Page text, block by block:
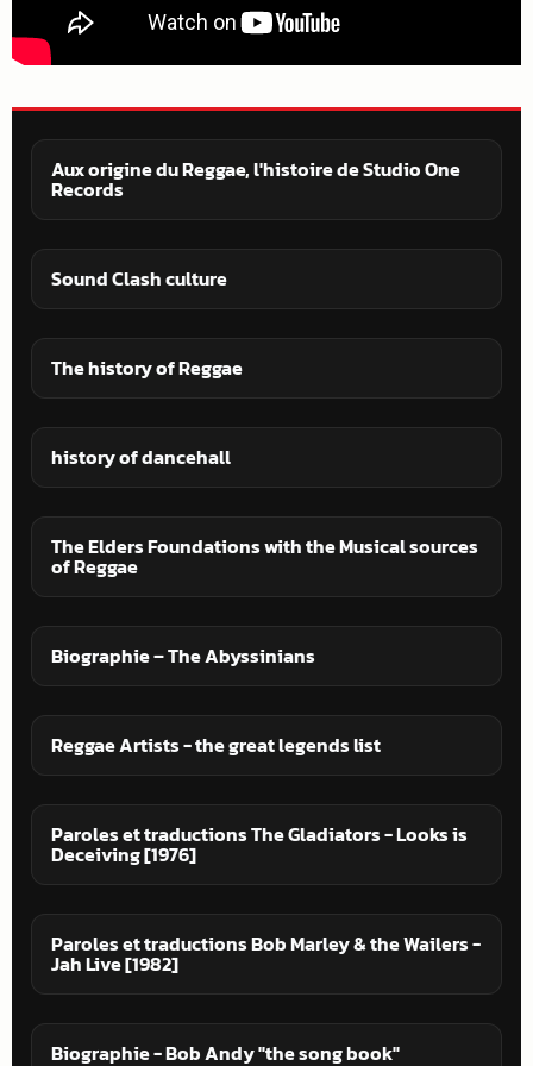
Aux origine du Reggae, l'histoire de Studio One
Records
Sound Clash culture
The history of Reggae
history of dancehall
The Elders Foundations with the Musical sources
of Reggae
Biographie – The Abyssinians
Reggae Artists - the great legends list
Paroles et traductions The Gladiators - Looks is
Deceiving [1976]
Paroles et traductions Bob Marley & the Wailers -
Jah Live [1982]
Biographie - Bob Andy "the song book"